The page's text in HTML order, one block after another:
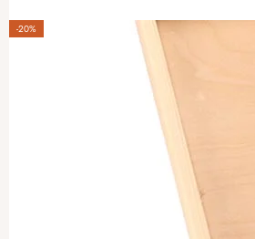
-20%